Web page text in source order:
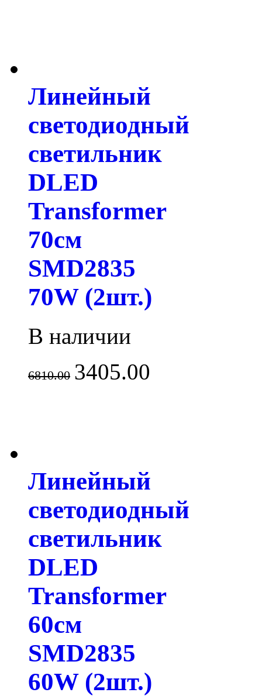
Линейный
светодиодный
светильник
DLED
Transformer
70см
SMD2835
70W (2шт.)
В наличии
6810.00 3405.00
Линейный
светодиодный
светильник
DLED
Transformer
60см
SMD2835
60W (2шт.)